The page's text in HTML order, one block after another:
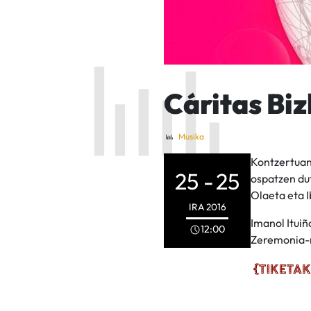
Cáritas
Musika
25 -25
IRA2016
12:00
ospatzen
Olaeta eta
Imanol